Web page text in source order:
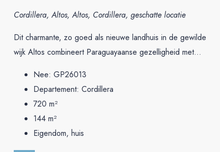
Cordillera, Altos, Altos, Cordillera, geschatte locatie
Dit charmante, zo goed als nieuwe landhuis in de gewilde
wijk Altos combineert Paraguayaanse gezelligheid met...
Nee: GP26013
Departement: Cordillera
720 m²
144 m²
Eigendom, huis